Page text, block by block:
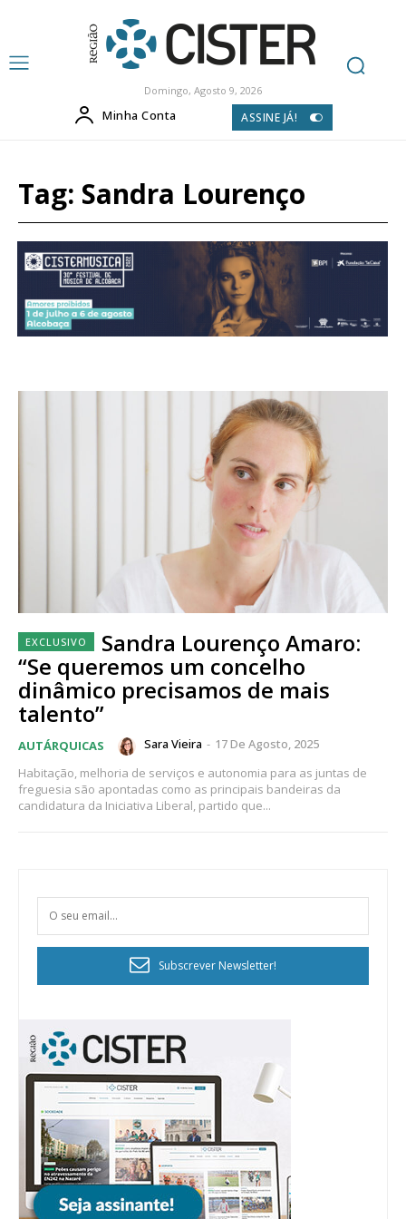
Domingo, Agosto 9, 2026
Minha Conta ASSINE JÁ!
Tag: Sandra Lourenço
Sandra Lourenço Amaro:
“Se queremos um concelho
dinâmico precisamos de mais
talento”
AUTÁRQUICAS Sara Vieira - 17 De Agosto, 2025
Habitação, melhoria de serviços e autonomia para as juntas de
freguesia são apontadas como as principais bandeiras da
candidatura da Iniciativa Liberal, partido que...
Subscrever Newsletter!